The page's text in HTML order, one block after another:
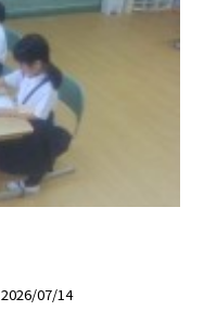
2026/07/14